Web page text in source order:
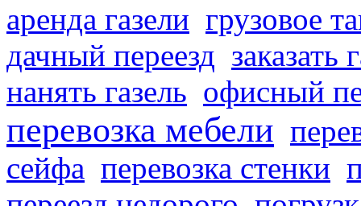
аренда газели грузовое
дачный переезд заказать
нанять газель офисный
перевозка мебели
сейфа перевозка стенки